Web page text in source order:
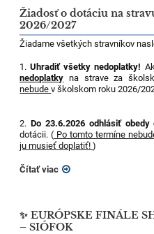
Žiadosť o dotáciu na
2026/2027
Žiadame všetkých stravníkov
1.Uhradiť všetky nedoplatky! Ak
nedoplatky na strave za
nebudev školskom roku 2026/
2.Do 23.6.2026 odhlásiť
dotácii. ( Po tomto termíne
ju musieť doplatiť!)
Čítať viac
✨ EURÓPSKE FINÁLE
– SIÓFOK